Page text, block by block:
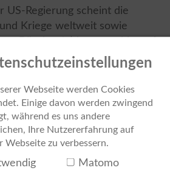
US-Regierung scheint die
Kriege weltweit sowie
Bürokratie) kommen hinzu. An
herausfordern.
Investments. Holen Sie sich
9:30-13:45 Uhr live per Zoom!
Webseite werden Cookies
Einige davon werden zwingend
während es uns andere
Ihre Nutzererfahrung auf
Webseite zu verbessern.
Matomo